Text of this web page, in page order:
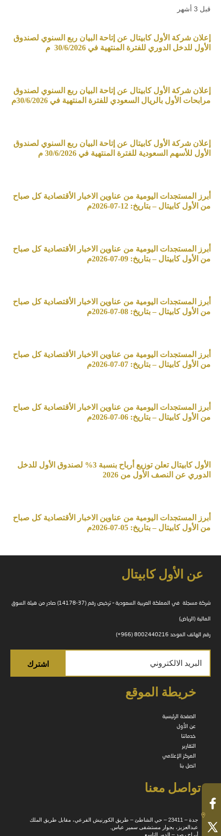
قبل 3 أشهر
إعلان شركة الأول كابيتال عن إتاحة البيان ربع السنوي لصندوق
الأول للدخل الدوري للفترة المنتهية في 30/6/2026 م
إعلان شركة الأول كابيتال عن إتاحة البيان ربع السنوي لصندوق
مرابحات الأول بالريال السعودي للفترة المنتهية في 30/6/2026م
إعلان شركة الأول كابيتال عن إتاحة البيان ربع السنوي لصندوق
الأول للأسهم السعودية للفترة المنتهية في 30/6/2026 م
أبرز المستجدات اليومية من عناوين الاخبار الأقتصادية كل صباح
من الأول كابيتال – بتاريخ: 12-07-2026م
أبرز المستجدات اليومية من عناوين الاخبار الأقتصادية كل صباح
من الأول كابيتال – بتاريخ: 09-07-2026م
أبرز المستجدات اليومية من عناوين الاخبار الأقتصادية كل صباح
من الأول كابيتال – بتاريخ: 08-07-2026م
أبرز المستجدات اليومية من عناوين الاخبار الأقتصادية كل صباح
من الأول كابيتال – بتاريخ: 07-07-2026م
أبرز المستجدات اليومية من عناوين الاخبار الأقتصادية كل صباح
من الأول كابيتال – بتاريخ: 06-07-2026م
الأول كابيتال تعلن توزيع أرباح بنسبة 3% لصندوق الأول للدخل
الدوري عن النصف الأول من 2026
أبرز المستجدات اليومية من عناوين الاخبار الأقتصادية كل صباح
من الأول كابيتال – بتاريخ: 05-07-2026م
عن الأول كابيتال
شركة مسجلة في المملكة العربية السعودية – ترخيص رقم (37-14178) صادر من هيئة السوق
المالية (الرياض)
رقم الهاتف الموحد 8002440216 (966+)
خريطة الموقع
الصفحة الرئيسية
عن الأول
خدماتنا
التقارير
المركز الإعلامي
اتصل بنا
تواصل معنا
جدة – 23411 – حي الشاطئ – طريق الكورنيش الفرعي، مقابل طريق الملك
عبدالعزيز، بجوار مستشفى سمير عباس.
أبراج رصد – الدور التاسع